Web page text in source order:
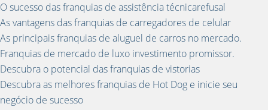
O sucesso das franquias de assistência técnicarefusal
As vantagens das franquias de carregadores de celular
As principais franquias de aluguel de carros no mercado.
Franquias de mercado de luxo investimento promissor.
Descubra o potencial das franquias de vistorias
Descubra as melhores franquias de Hot Dog e inicie seu
negócio de sucesso